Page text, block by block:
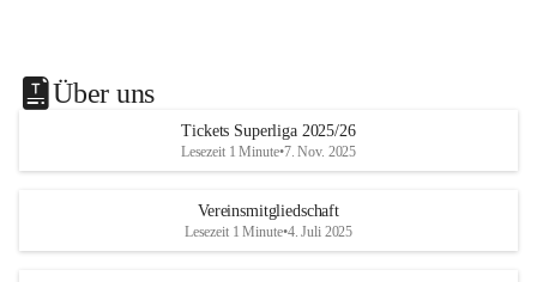
Über uns
Tickets Superliga 2025/26
Lesezeit 1 Minute•7. Nov. 2025
Vereinsmitgliedschaft
Lesezeit 1 Minute•4. Juli 2025